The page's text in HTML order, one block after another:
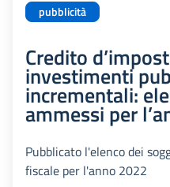
pubblicità
Credito
investimenti
incrementali:
ammessi per
Pubblicato l'elenco dei
fiscale per l'anno 2022